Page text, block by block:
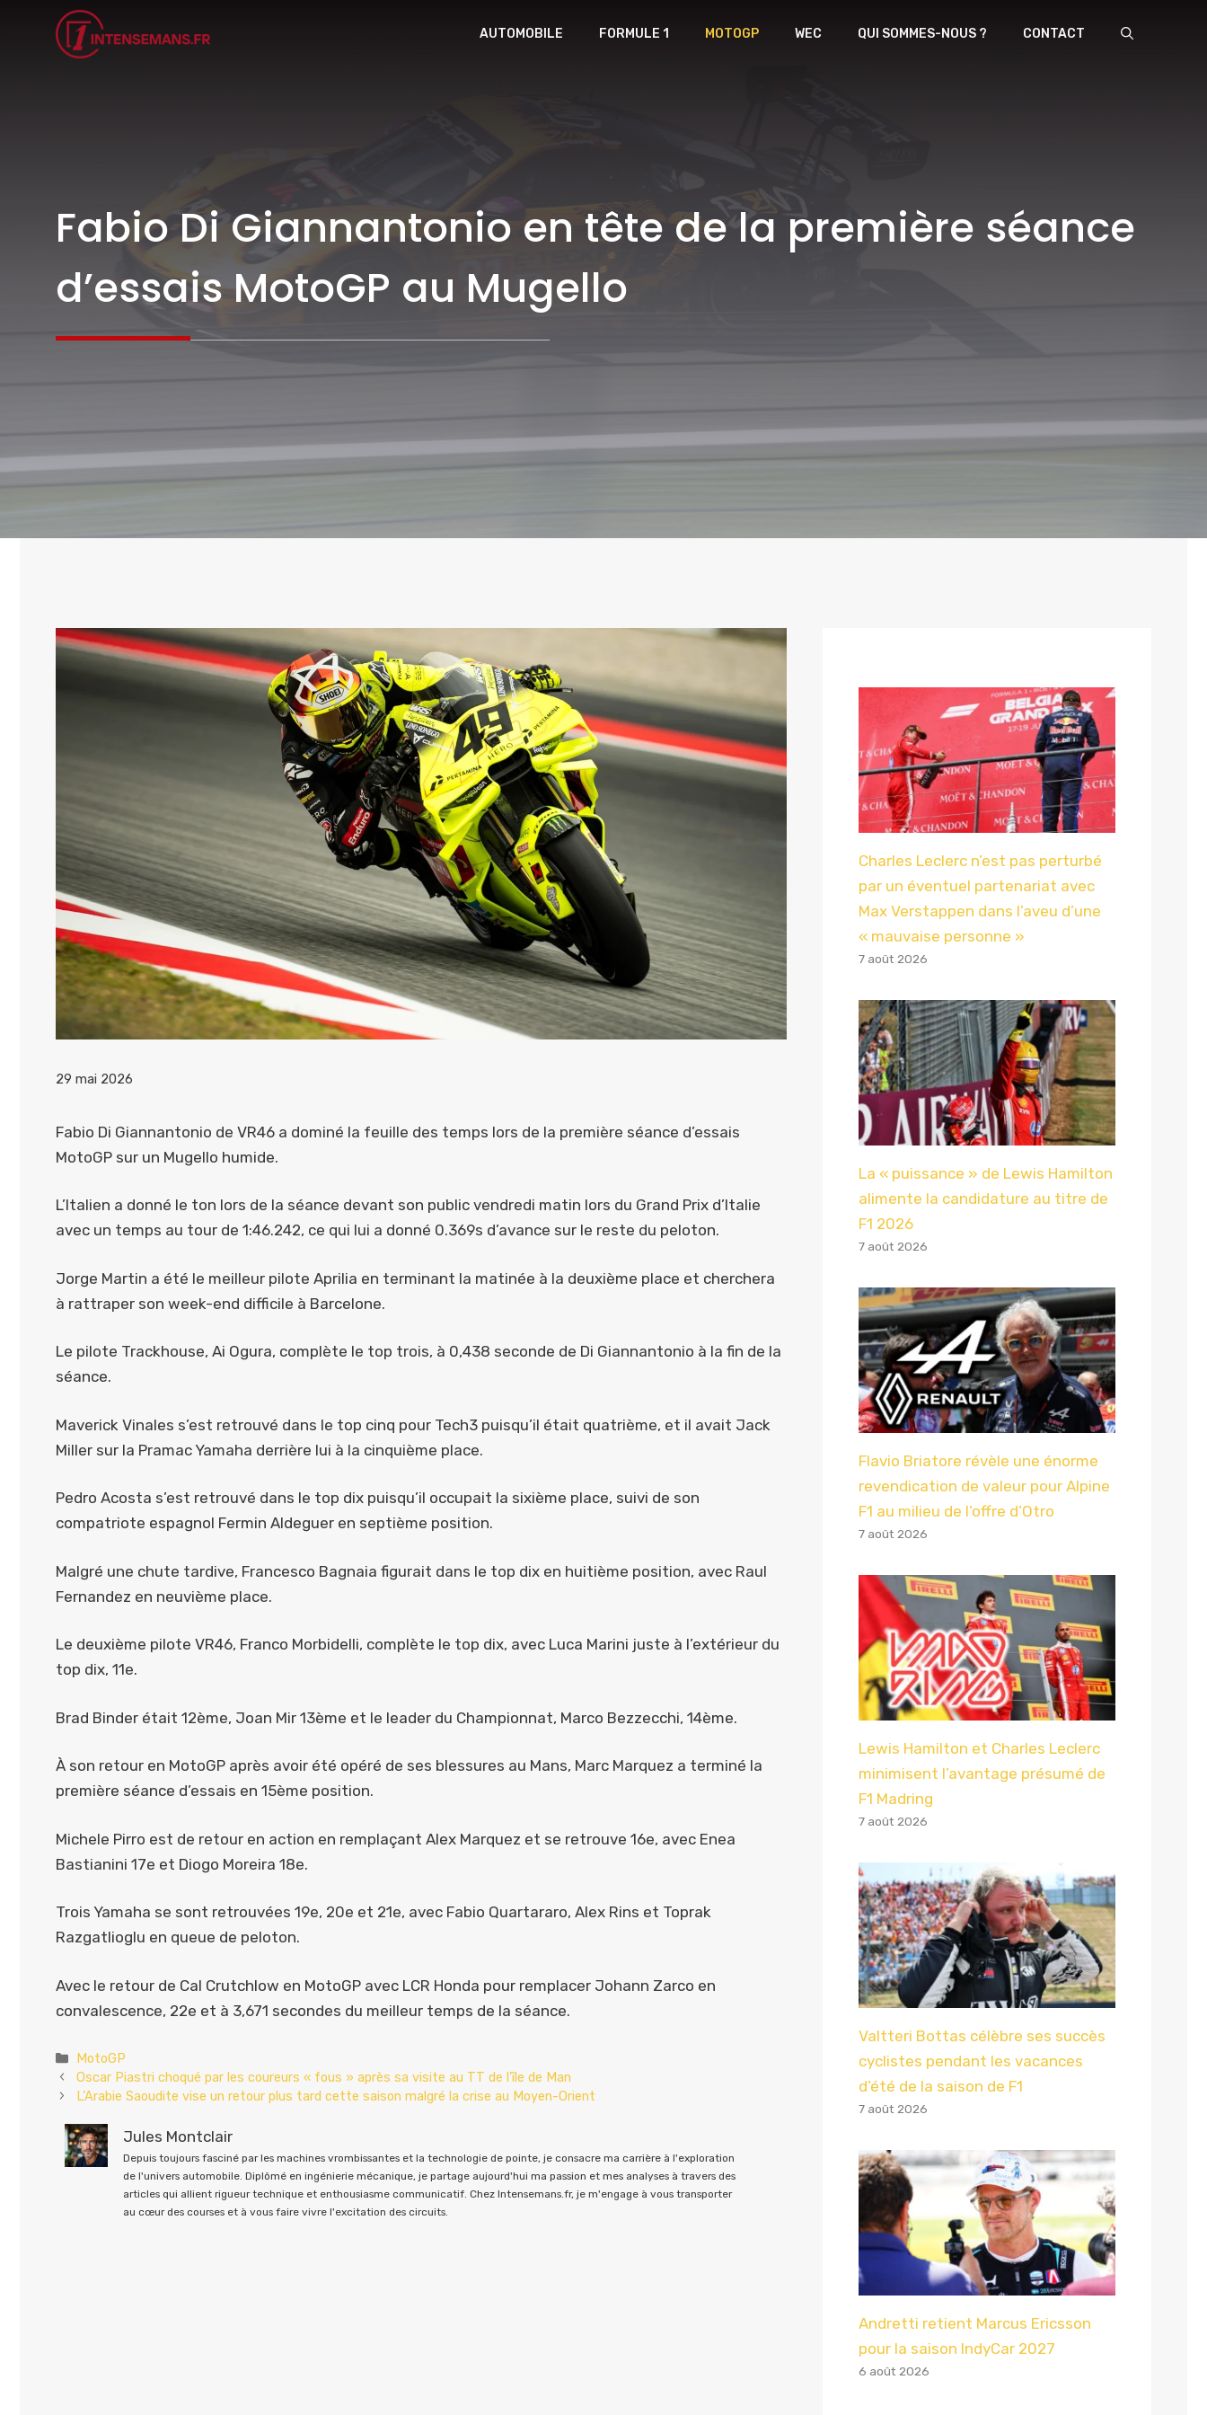
AUTOMOBILE FORMULE 1 MOTOGP WEC QUI SOMMES-NOUS ? CONTACT
Fabio Di Giannantonio en tête de la première séance
d’essais MotoGP au Mugello
29 mai 2026
Fabio Di Giannantonio de VR46 a dominé la feuille des temps lors de la première séance d’essais
MotoGP sur un Mugello humide.
L’Italien a donné le ton lors de la séance devant son public vendredi matin lors du Grand Prix d’Italie
avec un temps au tour de 1:46.242, ce qui lui a donné 0.369s d’avance sur le reste du peloton.
Jorge Martin a été le meilleur pilote Aprilia en terminant la matinée à la deuxième place et cherchera
à rattraper son week-end difficile à Barcelone.
Le pilote Trackhouse, Ai Ogura, complète le top trois, à 0,438 seconde de Di Giannantonio à la fin de la
séance.
Maverick Vinales s’est retrouvé dans le top cinq pour Tech3 puisqu’il était quatrième, et il avait Jack
Miller sur la Pramac Yamaha derrière lui à la cinquième place.
Pedro Acosta s’est retrouvé dans le top dix puisqu’il occupait la sixième place, suivi de son
compatriote espagnol Fermin Aldeguer en septième position.
Malgré une chute tardive, Francesco Bagnaia figurait dans le top dix en huitième position, avec Raul
Fernandez en neuvième place.
Le deuxième pilote VR46, Franco Morbidelli, complète le top dix, avec Luca Marini juste à l’extérieur du
top dix, 11e.
Brad Binder était 12ème, Joan Mir 13ème et le leader du Championnat, Marco Bezzecchi, 14ème.
À son retour en MotoGP après avoir été opéré de ses blessures au Mans, Marc Marquez a terminé la
première séance d’essais en 15ème position.
Michele Pirro est de retour en action en remplaçant Alex Marquez et se retrouve 16e, avec Enea
Bastianini 17e et Diogo Moreira 18e.
Trois Yamaha se sont retrouvées 19e, 20e et 21e, avec Fabio Quartararo, Alex Rins et Toprak
Razgatlioglu en queue de peloton.
Avec le retour de Cal Crutchlow en MotoGP avec LCR Honda pour remplacer Johann Zarco en
convalescence, 22e et à 3,671 secondes du meilleur temps de la séance.
Catégories
MotoGP
Oscar Piastri choqué par les coureurs « fous » après sa visite au TT de l’île de Man
L’Arabie Saoudite vise un retour plus tard cette saison malgré la crise au Moyen-Orient
Jules Montclair
Depuis toujours fasciné par les machines vrombissantes et la technologie de pointe, je consacre ma carrière à l'exploration
de l'univers automobile. Diplômé en ingénierie mécanique, je partage aujourd'hui ma passion et mes analyses à travers des
articles qui allient rigueur technique et enthousiasme communicatif. Chez Intensemans.fr, je m'engage à vous transporter
au cœur des courses et à vous faire vivre l'excitation des circuits.
Charles Leclerc n’est pas perturbé
par un éventuel partenariat avec
Max Verstappen dans l’aveu d’une
« mauvaise personne »
7 août 2026
La « puissance » de Lewis Hamilton
alimente la candidature au titre de
F1 2026
7 août 2026
Flavio Briatore révèle une énorme
revendication de valeur pour Alpine
F1 au milieu de l’offre d’Otro
7 août 2026
Lewis Hamilton et Charles Leclerc
minimisent l’avantage présumé de
F1 Madring
7 août 2026
Valtteri Bottas célèbre ses succès
cyclistes pendant les vacances
d’été de la saison de F1
7 août 2026
Andretti retient Marcus Ericsson
pour la saison IndyCar 2027
6 août 2026